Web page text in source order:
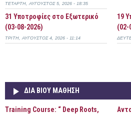
ΤΕΤΆΡΤΗ, ΑΎΓΟΥΣΤΟΣ 5, 2026 - 18:35
31 Υποτροφίες στο Εξωτερικό
(03-08-2026)
ΤΡΊΤΗ, ΑΎΓΟΥΣΤΟΣ 4, 2026 - 11:14
19
(02-
ΔΙΆ ΒΊΟΥ ΜΆΘΗΣΗ
Training Course: “ Deep Roots,